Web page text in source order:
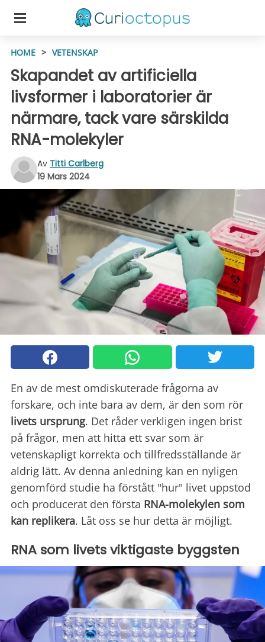
HOME > VETENSKAP
Skapandet av artificiella
livsformer i laboratorier är
närmare, tack vare särskilda
RNA-molekyler
Av Titti Carlberg
19 Mars 2024
En av de mest omdiskuterade frågorna av
forskare, och inte bara av dem, är den som rör
livets ursprung. Det råder verkligen ingen brist
på frågor, men att hitta ett svar som är
vetenskapligt korrekta och tillfredsställande är
aldrig lätt. Av denna anledning kan en nyligen
genomförd studie ha förstått "hur" livet uppstod
och producerat den första RNA-molekylen som
kan replikera. Låt oss se hur detta är möjligt.
RNA som livets viktigaste byggsten